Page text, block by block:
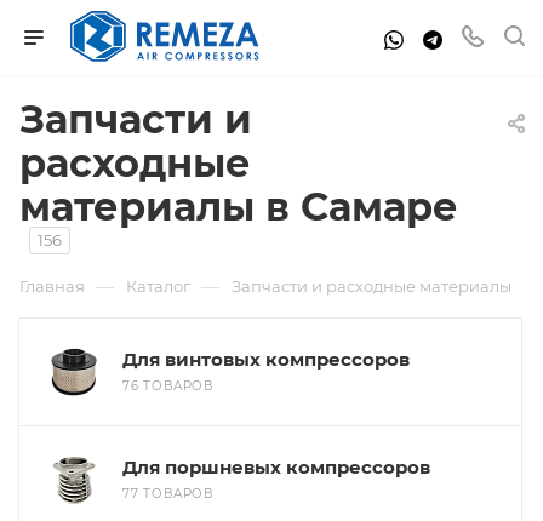
Запчасти и
расходные
материалы в Самаре
156
Главная — Каталог — Запчасти и расходные материалы
Для винтовых компрессоров
76 ТОВАРОВ
Для поршневых компрессоров
77 ТОВАРОВ